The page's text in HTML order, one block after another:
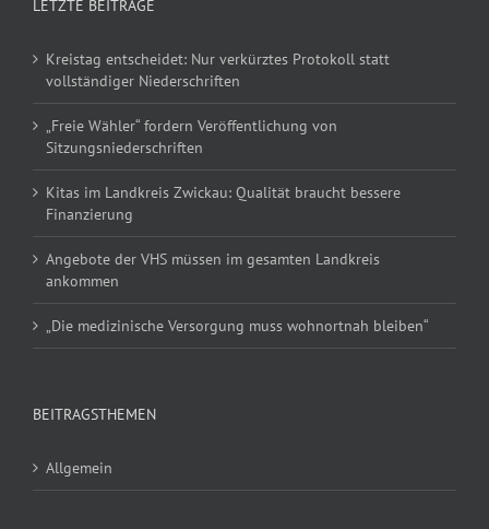
LETZTE BEITRÄGE
Kreistag entscheidet: Nur verkürztes Protokoll statt
vollständiger Niederschriften
„Freie Wähler“ fordern Veröffentlichung von
Sitzungsniederschriften
Kitas im Landkreis Zwickau: Qualität braucht bessere
Finanzierung
Angebote der VHS müssen im gesamten Landkreis
ankommen
„Die medizinische Versorgung muss wohnortnah bleiben“
BEITRAGSTHEMEN
Allgemein